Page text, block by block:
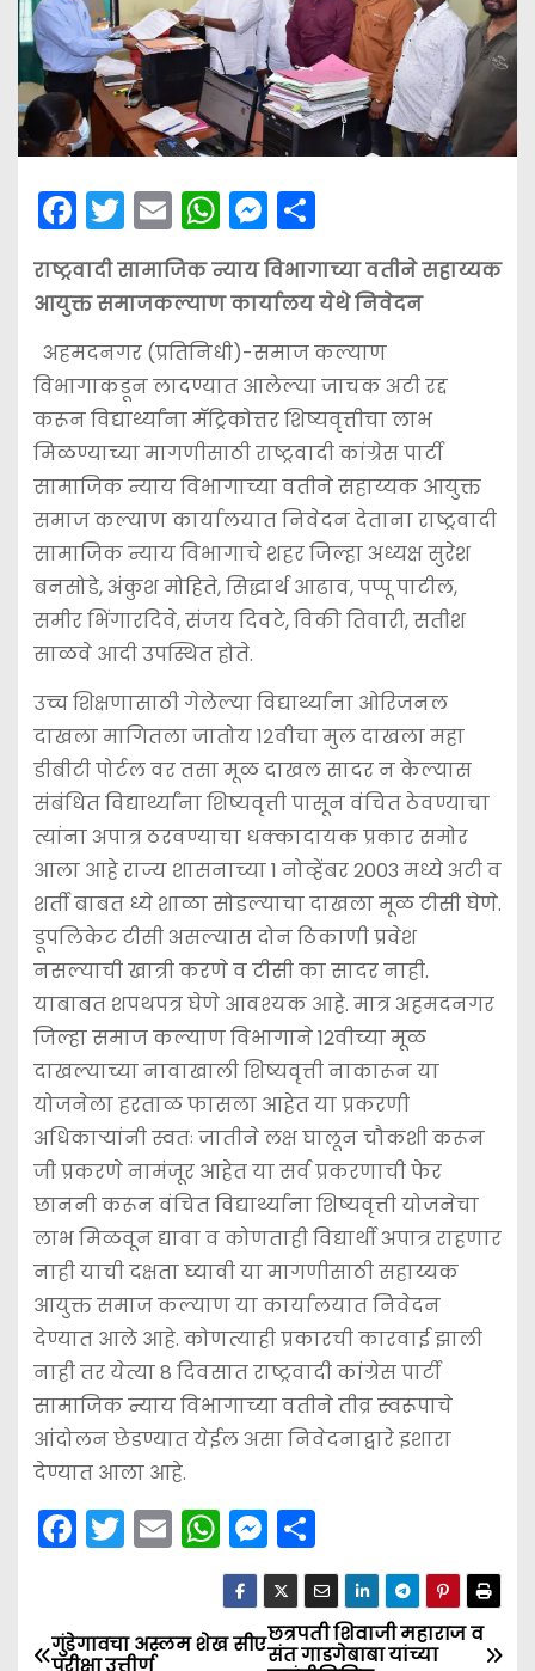
F
a
c
e
b
o
o
k
T
w
itt
er
E
m
ai
l
W
h
a
ts
A
p
p
M
e
s
s
e
n
g
er
S
h
ar
e
राष्ट्रवादी सामाजिक न्याय विभागाच्या वतीने सहाय्यक
आयुक्त समाजकल्याण कार्यालय येथे निवेदन
अहमदनगर (प्रतिनिधी)-समाज कल्याण
विभागाकडून लादण्यात आलेल्या जाचक अटी रद्द
करून विद्यार्थ्यांना मॅट्रिकोत्तर शिष्यवृत्तीचा लाभ
मिळण्याच्या मागणीसाठी राष्ट्रवादी कांग्रेस पार्टी
सामाजिक न्याय विभागाच्या वतीने सहाय्यक आयुक्त
समाज कल्याण कार्यालयात निवेदन देताना राष्ट्रवादी
सामाजिक न्याय विभागाचे शहर जिल्हा अध्यक्ष सुरेश
बनसोडे, अंकुश मोहिते, सिद्धार्थ आढाव, पप्पू पाटील,
समीर भिंगारदिवे, संजय दिवटे, विकी तिवारी, सतीश
साळवे आदी उपस्थित होते.
उच्च शिक्षणासाठी गेलेल्या विद्यार्थ्यांना ओरिजनल
दाखला मागितला जातोय १२वीचा मुल दाखला महा
डीबीटी पोर्टल वर तसा मूळ दाखल सादर न केल्यास
संबंधित विद्यार्थ्यांना शिष्यवृत्ती पासून वंचित ठेवण्याचा
त्यांना अपात्र ठरवण्याचा धक्कादायक प्रकार समोर
आला आहे राज्य शासनाच्या 1 नोव्हेंबर 2003 मध्ये अटी व
शर्ती बाबत ध्ये शाळा सोडल्याचा दाखला मूळ टीसी घेणे.
डूपलिकेट टीसी असल्यास दोन ठिकाणी प्रवेश
नसल्याची खात्री करणे व टीसी का सादर नाही.
याबाबत शपथपत्र घेणे आवश्‍यक आहे. मात्र अहमदनगर
जिल्हा समाज कल्याण विभागाने 12वीच्या मूळ
दाखल्याच्या नावाखाली शिष्यवृत्ती नाकारून या
योजनेला हरताळ फासला आहेत या प्रकरणी
अधिकाऱ्यांनी स्वतः जातीने लक्ष घालून चौकशी करून
जी प्रकरणे नामंजूर आहेत या सर्व प्रकरणाची फेर
छाननी करून वंचित विद्यार्थ्यांना शिष्यवृत्ती योजनेचा
लाभ मिळवून द्यावा व कोणताही विद्यार्थी अपात्र राहणार
नाही याची दक्षता घ्यावी या मागणीसाठी सहाय्यक
आयुक्त समाज कल्याण या कार्यालयात निवेदन
देण्यात आले आहे. कोणत्याही प्रकारची कारवाई झाली
नाही तर येत्या 8 दिवसात राष्ट्रवादी कांग्रेस पार्टी
सामाजिक न्याय विभागाच्या वतीने तीव्र स्वरूपाचे
आंदोलन छेडण्यात येईल असा निवेदनाद्वारे इशारा
देण्यात आला आहे.
F
a
e
T
w
er
E
m
l
W
h
a
ts
M
e
s
s
S
h
ar
e
P
छत्रपती शिवाजी महाराज व
संत गाडगेबाबा यांच्या
गुंडेगावचा अस्लम शेख सीए